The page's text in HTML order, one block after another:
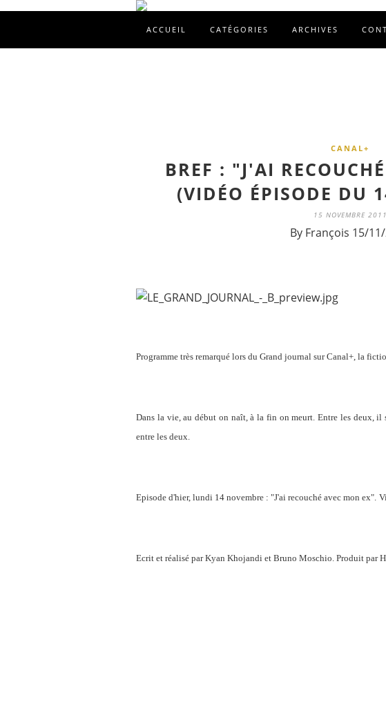
ACCUEIL CATÉGORIES ARCHIVES
CANAL+
BREF : "J'AI
(VIDÉO ÉPISODE DU
15 NOVEMBRE 2011
By François 15/
Programme très remarqué lors du Grand journal sur Canal+, la
Dans la vie, au début on naît, à la fin on meurt. Entre les deux, il
entre les deux.
Episode d'hier, lundi 14 novembre : "J'ai recouché avec mon ex".
Ecrit et réalisé par Kyan Khojandi et Bruno Moschio. Produit par